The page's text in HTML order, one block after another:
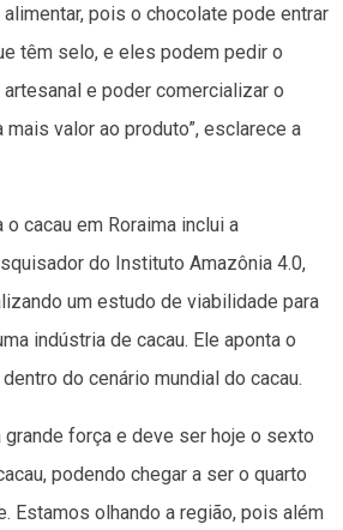
pois o chocolate pode entrar
têm selo, e eles podem pedir o
e poder comercializar o
mais valor ao produto”, esclarece a
cacau em Roraima inclui a
do Instituto Amazônia 4.0,
um estudo de viabilidade para
indústria de cacau. Ele aponta o
do cenário mundial do cacau.
grande força e deve ser hoje o sexto
podendo chegar a ser o quarto
Estamos olhando a região, pois além